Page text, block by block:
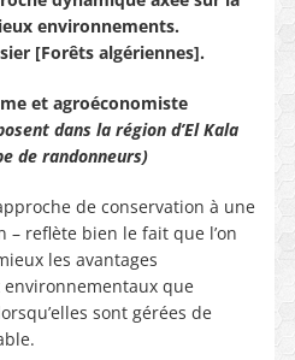
environnements.
[Forêts algériennes].
et agroéconomiste
dans la région d’El Kala
de randonneurs)
de conservation à une
– reflète bien le fait que l’on
les avantages
que
sont gérées de